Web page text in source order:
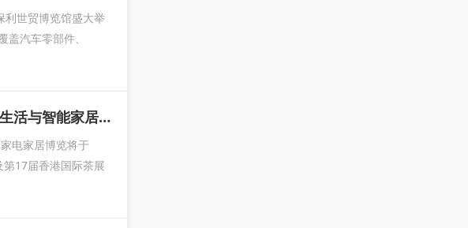
利世贸博览馆盛大举
汽车零部件、
五大展会8月齐聚香港！1850+展商带来环球美食、健康生活与智能家居盛宴
电家居博览将于
17届香港国际茶展